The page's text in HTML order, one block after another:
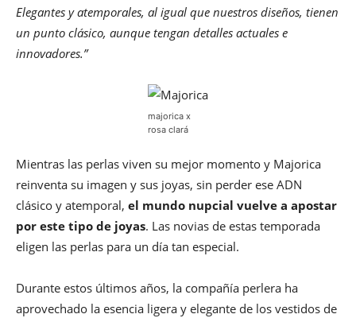
Elegantes y atemporales, al igual que nuestros diseños, tienen
un punto clásico, aunque tengan detalles actuales e
innovadores.”
majorica x
rosa clará
Mientras las perlas viven su mejor momento y Majorica
reinventa su imagen y sus joyas, sin perder ese ADN
clásico y atemporal, el mundo nupcial vuelve a apostar
por este tipo de joyas. Las novias de estas temporada
eligen las perlas para un día tan especial.
Durante estos últimos años, la compañía perlera ha
aprovechado la esencia ligera y elegante de los vestidos de